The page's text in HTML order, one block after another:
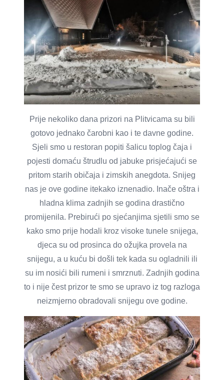
Prije nekoliko dana prizori na Plitvicama su bili
gotovo jednako čarobni kao i te davne godine.
Sjeli smo u restoran popiti šalicu toplog čaja i
pojesti domaću štrudlu od jabuke prisjećajući se
pritom starih običaja i zimskih anegdota. Snijeg
nas je ove godine itekako iznenadio. Inače oštra i
hladna klima zadnjih se godina drastično
promijenila. Prebirući po sjećanjima sjetili smo se
kako smo prije hodali kroz visoke tunele snijega,
djeca su od prosinca do ožujka provela na
snijegu, a u kuću bi došli tek kada su ogladnili ili
su im nosići bili rumeni i smrznuti. Zadnjih godina
to i nije čest prizor te smo se upravo iz tog razloga
neizmjerno obradovali snijegu ove godine.